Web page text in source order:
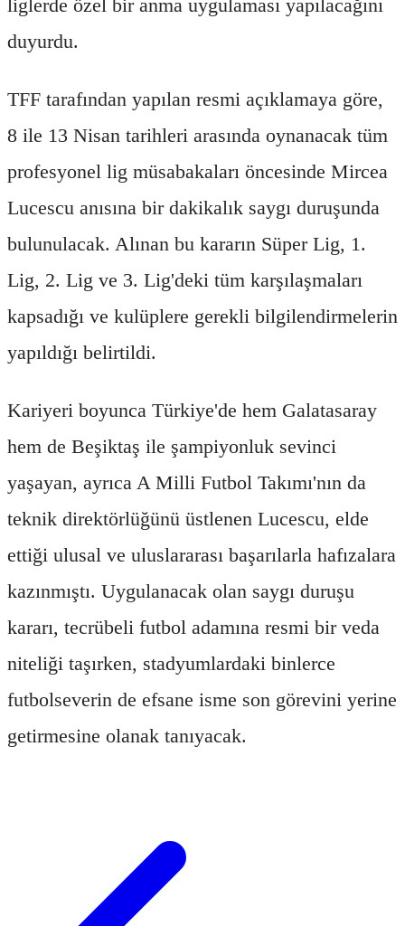
liglerde özel bir anma uygulaması yapılacağını
duyurdu.
TFF tarafından yapılan resmi açıklamaya göre,
8 ile 13 Nisan tarihleri arasında oynanacak tüm
profesyonel lig müsabakaları öncesinde Mircea
Lucescu anısına bir dakikalık saygı duruşunda
bulunulacak. Alınan bu kararın Süper Lig, 1.
Lig, 2. Lig ve 3. Lig'deki tüm karşılaşmaları
kapsadığı ve kulüplere gerekli bilgilendirmelerin
yapıldığı belirtildi.
Kariyeri boyunca Türkiye'de hem Galatasaray
hem de Beşiktaş ile şampiyonluk sevinci
yaşayan, ayrıca A Milli Futbol Takımı'nın da
teknik direktörlüğünü üstlenen Lucescu, elde
ettiği ulusal ve uluslararası başarılarla hafızalara
kazınmıştı. Uygulanacak olan saygı duruşu
kararı, tecrübeli futbol adamına resmi bir veda
niteliği taşırken, stadyumlardaki binlerce
futbolseverin de efsane isme son görevini yerine
getirmesine olanak tanıyacak.